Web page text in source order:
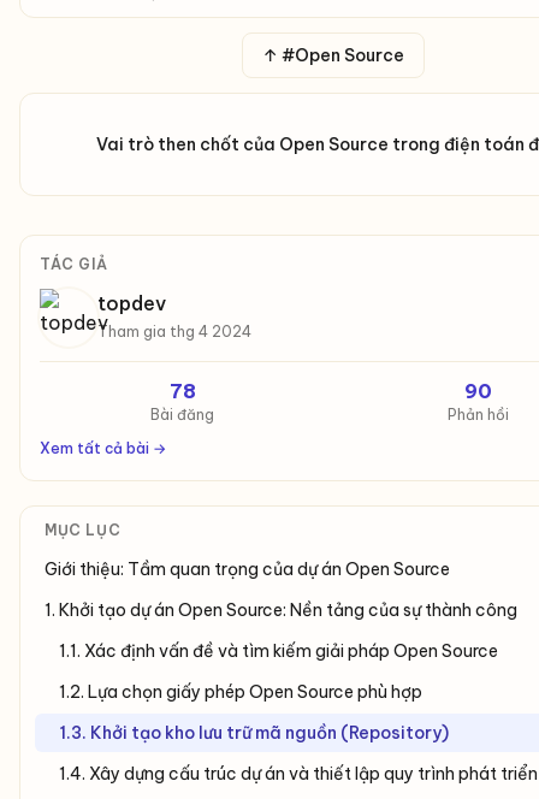
↑ #Open Source
Vai trò then chốt của Open Source trong điện toán
TÁC GIẢ
topdev
Tham gia thg 4 2024
78
Bài đăng
90
Phản hồi
Xem tất cả bài →
MỤC LỤC
Giới thiệu: Tầm quan trọng của dự án Open Source
1. Khởi tạo dự án Open Source: Nền tảng của sự thành công
1.1. Xác định vấn đề và tìm kiếm giải pháp Open Source
1.2. Lựa chọn giấy phép Open Source phù hợp
1.3. Khởi tạo kho lưu trữ mã nguồn (Repository)
1.4. Xây dựng cấu trúc dự án và thiết lập quy trình phát